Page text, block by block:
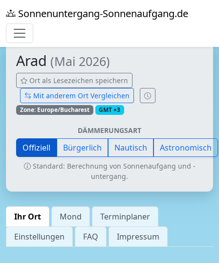
Sonnenuntergang-Sonnenaufgang.de
Arad (Mai 2026)
Ort als Lesezeichen speichern
Mit anderem Ort Vergleichen
Zone: Europe/Bucharest GMT +3
DÄMMERUNGSART
Offiziell Bürgerlich Nautisch Astronomisch
Standard: Berechnung von Sonnenaufgang und -
untergang.
Ihr Ort Mond
Terminplaner
Einstellungen
FAQ Impressum